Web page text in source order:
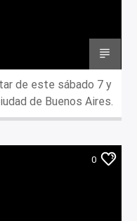
de este sábado 7 y
de Buenos Aires.
0